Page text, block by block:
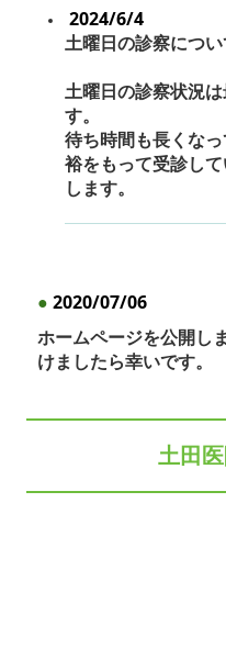
2024/6/4
土曜日の診察につい
土曜日の診察状況
す。
待ち時間も長くなっ
裕をもって受診し
します。
● 2020/07/06
ホームページを公開し
けましたら幸いです。
土田